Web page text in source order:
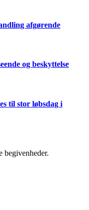
afgørende
og beskyttelse
til stor løbsdag i
begivenheder.